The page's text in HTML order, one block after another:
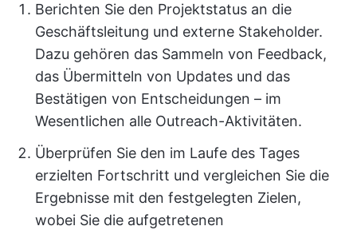
Berichten Sie den Projektstatus an die
Geschäftsleitung und externe Stakeholder.
Dazu gehören das Sammeln von Feedback,
das Übermitteln von Updates und das
Bestätigen von Entscheidungen – im
Wesentlichen alle Outreach-Aktivitäten.
Überprüfen Sie den im Laufe des Tages
erzielten Fortschritt und vergleichen Sie die
Ergebnisse mit den festgelegten Zielen,
wobei Sie die aufgetretenen